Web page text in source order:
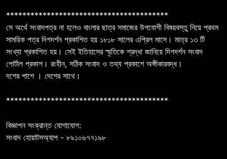
****************************************
সে অর্থে সংবাদপত্র না হলেও বাংলার ছাত্র সমাজের উপযোগী বিষয়বস্তু নিয়ে প্রথম
সাময়িক পত্র দিগদর্শন প্রকাশিত হয় ১৮১৮ সালের এপ্রিল মাসে। মাত্র ১৩ টি
সংখ্যা প্রকাশিত হয়। সেই ইতিহাসের স্মৃতিকে শ্রদ্ধা জানিয়ে দিগদর্শন সংবাদ
পোর্টাল প্রকাশ। রংহীন, সঠিক সংবাদ ও তথ্য প্রকাশে অঙ্গীকারবদ্ধ।
দশের পাশে । দেশের সাথে।
****************************************
বিজ্ঞাপন সংক্রান্ত যোগাযোগ:
সংবাদ হোয়াটসঅ্যাপ - ৮৯১০৬৭৭১৯৮